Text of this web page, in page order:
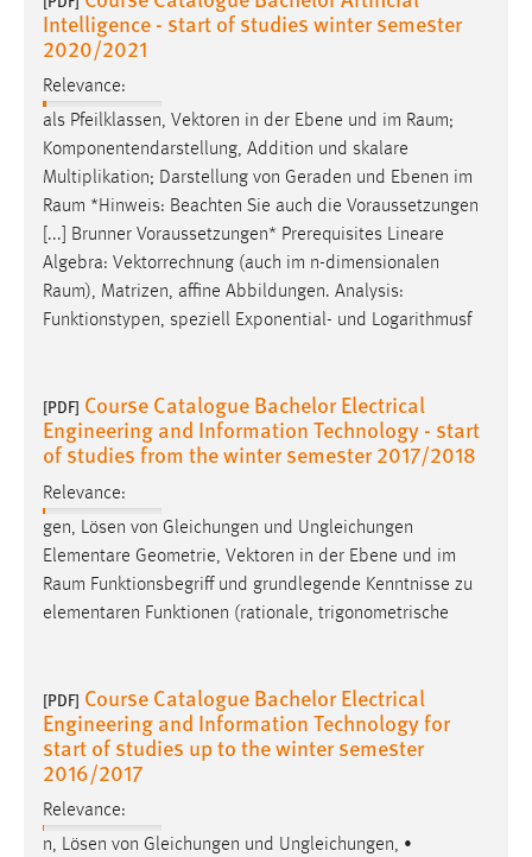
Intelligence - start of studies winter semester
2020/2021
Relevance:
als Pfeilklassen, Vektoren in der Ebene und im Raum;
Komponentendarstellung, Addition und skalare
Multiplikation; Darstellung von Geraden und Ebenen im
Raum *Hinweis: Beachten Sie auch die Voraussetzungen
[...] Brunner Voraussetzungen* Prerequisites Lineare
Algebra: Vektorrechnung (auch im n-dimensionalen
Raum), Matrizen, affine Abbildungen. Analysis:
Funktionstypen, speziell Exponential- und Logarithmusf
[PDF] Course Catalogue Bachelor Electrical
Engineering and Information Technology - start
of studies from the winter semester 2017/2018
Relevance:
gen, Lösen von Gleichungen und Ungleichungen
Elementare Geometrie, Vektoren in der Ebene und im
Raum Funktionsbegriff und grundlegende Kenntnisse zu
elementaren Funktionen (rationale, trigonometrische
[PDF] Course Catalogue Bachelor Electrical
Engineering and Information Technology for
start of studies up to the winter semester
2016/2017
Relevance:
n, Lösen von Gleichungen und Ungleichungen, •